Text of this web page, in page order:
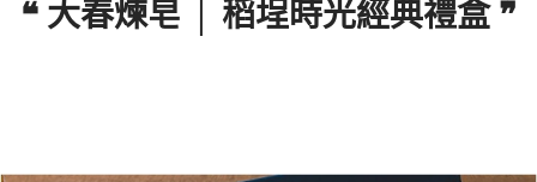
❝ 大春煉皂 │ 稻埕時光經典禮盒 ❞